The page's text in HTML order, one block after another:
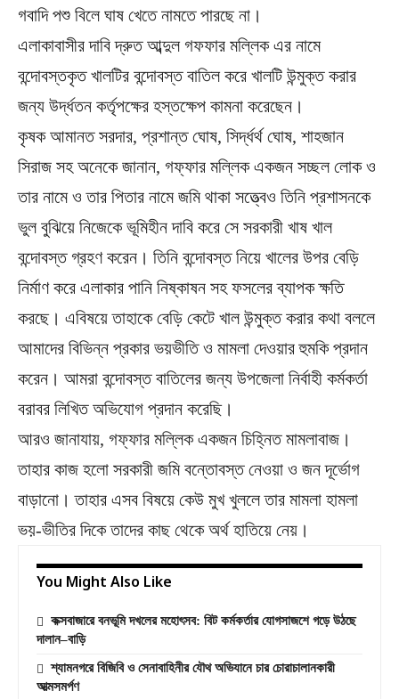
গবাদি পশু বিলে ঘাষ খেতে নামতে পারছে না।
এলাকাবাসীর দাবি দ্রুত আব্দুল গফফার মল্লিক এর নামে
বন্দোবস্তকৃত খালটির বন্দোবস্ত বাতিল করে খালটি উন্মুক্ত করার
জন্য উর্দ্ধতন কর্তৃপক্ষের হস্তক্ষেপ কামনা করেছেন।
কৃষক আমানত সরদার, প্রশান্ত ঘোষ, সির্দ্ধর্থ ঘোষ, শাহজান
সিরাজ সহ অনেকে জানান, গফ্ফার মল্লিক একজন সচ্ছল লোক ও
তার নামে ও তার পিতার নামে জমি থাকা সত্ত্বেও তিনি প্রশাসনকে
ভুল বুঝিয়ে নিজেকে ভূমিহীন দাবি করে সে সরকারী খাষ খাল
বন্দোবস্ত গ্রহণ করেন। তিনি বন্দোবস্ত নিয়ে খালের উপর বেড়ি
নির্মাণ করে এলাকার পানি নিষ্কাষন সহ ফসলের ব্যাপক ক্ষতি
করছে। এবিষয়ে তাহাকে বেড়ি কেটে খাল উন্মুক্ত করার কথা বললে
আমাদের বিভিন্ন প্রকার ভয়ভীতি ও মামলা দেওয়ার হুমকি প্রদান
করেন। আমরা বন্দোবস্ত বাতিলের জন্য উপজেলা নির্বাহী কর্মকর্তা
বরাবর লিখিত অভিযোগ প্রদান করেছি।
আরও জানাযায়, গফ্ফার মল্লিক একজন চিহ্নিত মামলাবাজ।
তাহার কাজ হলো সরকারী জমি বন্তোবস্ত নেওয়া ও জন দূর্ভোগ
বাড়ানো। তাহার এসব বিষয়ে কেউ মুখ খুললে তার মামলা হামলা
ভয়-ভীতির দিকে তাদের কাছ থেকে অর্থ হাতিয়ে নেয়।
You Might Also Like
কক্সবাজারে বনভূমি দখলের মহোৎসব: বিট কর্মকর্তার যোগসাজশে গড়ে উঠছে
দালান–বাড়ি
শ্যামনগরে বিজিবি ও সেনাবাহিনীর যৌথ অভিযানে চার চোরাচালানকারী
আত্মসমর্পণ